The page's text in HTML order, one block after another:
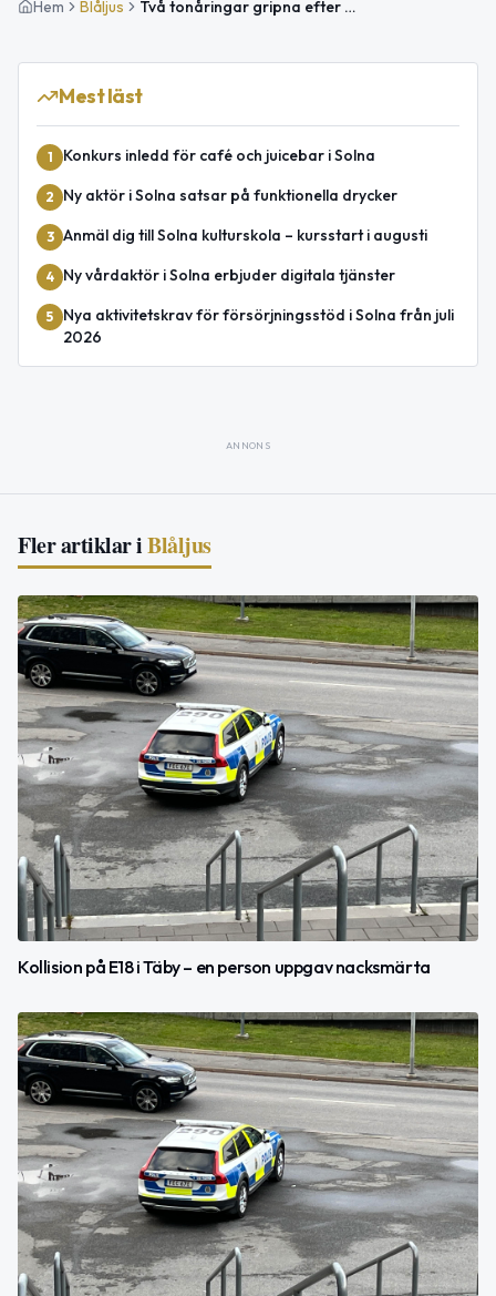
Hem Blåljus Två tonåringar gripna efter raket- och smällarinblandning i Rålambshovsparken
Mest läst
1 Konkurs inledd för café och juicebar i Solna
2 Ny aktör i Solna satsar på funktionella drycker
3 Anmäl dig till Solna kulturskola – kursstart i augusti
4 Ny vårdaktör i Solna erbjuder digitala tjänster
5
Nya aktivitetskrav för försörjningsstöd i Solna från juli
2026
ANNONS
Fler artiklar iBlåljus
Kollision på E18 i Täby – en person uppgav nacksmärta